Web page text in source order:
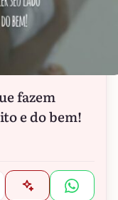
fazem
e do bem!